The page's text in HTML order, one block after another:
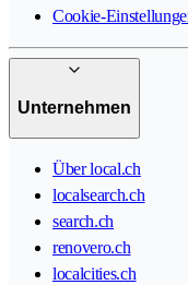
Cookie-
Unternehmen
Über local.ch
localsearch.ch
search.ch
renovero.ch
localcities.ch